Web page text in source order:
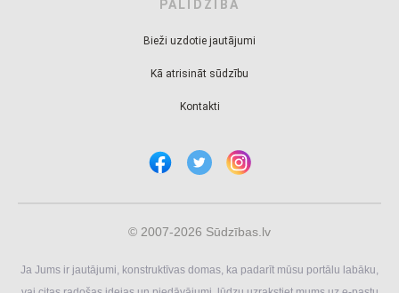
PALĪDZĪBA
Bieži uzdotie jautājumi
Kā atrisināt sūdzību
Kontakti
© 2007-2026 Sūdzības.lv
Ja Jums ir jautājumi, konstruktīvas domas, ka padarīt mūsu portālu labāku,